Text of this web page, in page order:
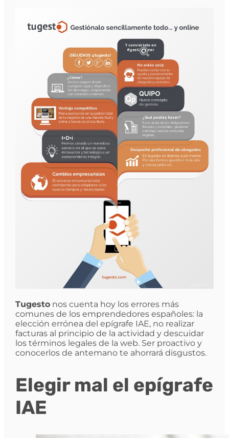
Tugestonos cuenta hoy los errores más
comunes de los emprendedores españoles: la
elección errónea del epígrafe IAE, no realizar
facturas al principio de la actividad y descuidar
los términos legales de la web. Ser proactivo y
conocerlos de antemano te ahorrará disgustos.
Elegir mal el epígrafe
IAE